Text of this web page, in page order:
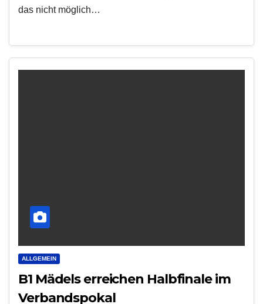
das nicht möglich…
ALLGEMEIN
B1 Mädels erreichen Halbfinale im
Verbandspokal